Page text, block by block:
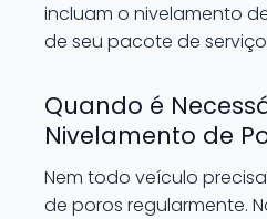
incluam o nivelamento
de seu pacote de
Quando é
Nivelamento de
Nem todo veículo
de poros regularmente.